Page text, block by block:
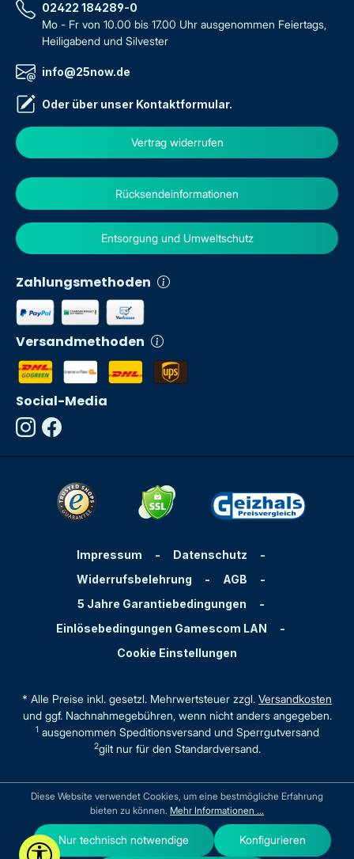
02422 184289-0
Mo - Fr von 10.00 bis 17.00 Uhr ausgenommen Feiertags,
Heiligabend und Silvester
info@25now.de
Oder über unser Kontaktformular.
Vertrag widerrufen
Zahlungsmethoden
Versandmethoden
Rücksendeinformationen
Entsorgung und Umweltschutz
Social-Media
Impressum - Datenschutz
-
Widerrufsbelehrung
- AGB
-
5 Jahre Garantiebedingungen
-
Einlösebedingungen Gamescom LAN
-
Cookie Einstellungen
* Alle Preise inkl. gesetzl. Mehrwertsteuer zzgl. Versandkosten
und ggf. Nachnahmegebühren, wenn nicht anders angegeben.
1ausgenommen Speditionsversand und Sperrgutversand
2gilt nur für den Standardversand.
Werkzeugleiste anzeigen
Diese Website verwendet Cookies, um eine bestmögliche Erfahrung
bieten zu können. Mehr Informationen ...
Nur technisch notwendige Konfigurieren